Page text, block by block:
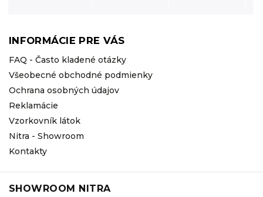
INFORMÁCIE PRE VÁS
FAQ - Často kladené otázky
Všeobecné obchodné podmienky
Ochrana osobných údajov
Reklamácie
Vzorkovník látok
Nitra - Showroom
Kontakty
SHOWROOM NITRA